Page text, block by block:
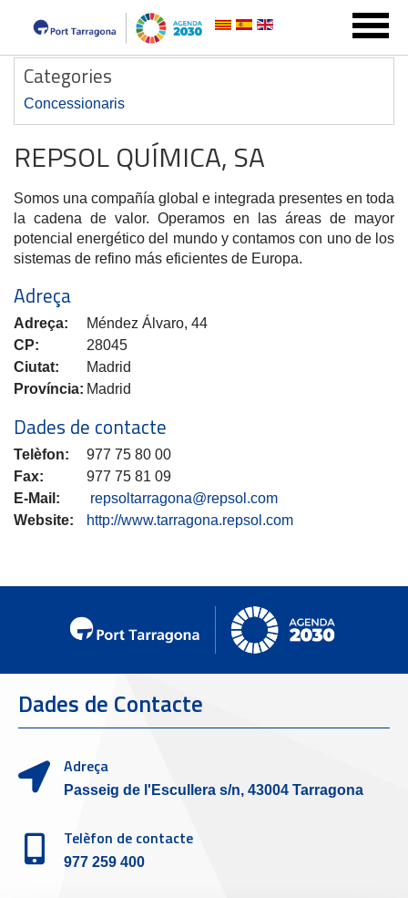
Categories
Concessionaris
REPSOL QUÍMICA, SA
Somos una compañía global e integrada presentes en toda
la cadena de valor. Operamos en las áreas de mayor
potencial energético del mundo y contamos con uno de los
sistemas de refino más eficientes de Europa.
Adreça
Adreça:
Méndez Álvaro, 44
CP:
28045
Ciutat:
Madrid
Província: Madrid
Dades de contacte
Telèfon:
977 75 80 00
Fax:
977 75 81 09
E-Mail:
repsoltarragona@repsol.com
Website:
http://www.tarragona.repsol.com
Dades de Contacte
Adreça
Passeig de l'Escullera s/n, 43004 Tarragona
Telèfon de contacte
977 259 400